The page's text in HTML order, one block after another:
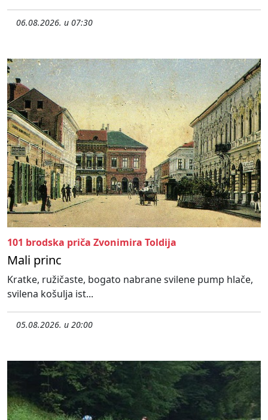
06.08.2026. u 07:30
101 brodska priča Zvonimira Toldija
Mali princ
Kratke, ružičaste, bogato nabrane svilene pump hlače,
svilena košulja ist...
05.08.2026. u 20:00